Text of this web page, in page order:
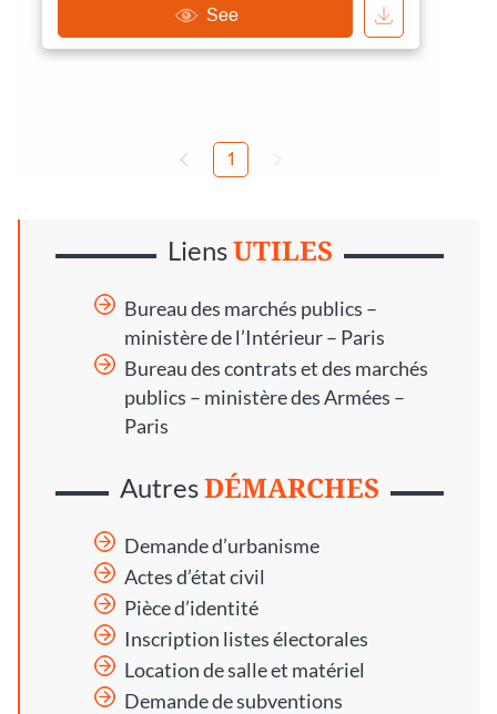
LiensUTILES
Bureau des marchés publics –
ministère de l’Intérieur – Paris
Bureau des contrats et des marchés
publics – ministère des Armées –
Paris
AutresDÉMARCHES
Demande d’urbanisme
Actes d’état civil
Pièce d’identité
Inscription listes électorales
Location de salle et matériel
Demande de subventions